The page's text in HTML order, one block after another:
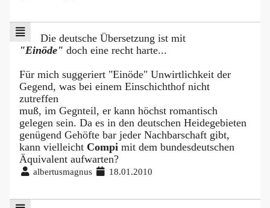
Die deutsche Übersetzung ist mit
"Einöde" doch eine recht harte...
Für mich suggeriert "Einöde" Unwirtlichkeit der
Gegend, was bei einem Einschichthof nicht
zutreffen
muß, im Gegnteil, er kann höchst romantisch
gelegen sein. Da es in den deutschen Heidegebieten
genügend Gehöfte bar jeder Nachbarschaft gibt,
kann vielleicht Compi mit dem bundesdeutschen
Äquivalent aufwarten?
albertusmagnus 18.01.2010